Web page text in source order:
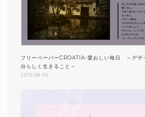
フリーペーパーCROATIA-愛おしい毎日 ～デザ
分らしく生きること～
2019-08-05